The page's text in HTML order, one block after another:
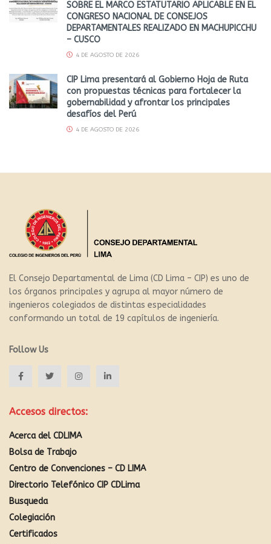
SOBRE EL MARCO ESTATUTARIO APLICABLE EN EL
CONGRESO NACIONAL DE CONSEJOS
DEPARTAMENTALES REALIZADO EN MACHUPICCHU
– CUSCO
4 DE AGOSTO DE 2026
CIP Lima presentará al Gobierno Hoja de Ruta
con propuestas técnicas para fortalecer la
gobernabilidad y afrontar los principales
desafíos del Perú
4 DE AGOSTO DE 2026
El Consejo Departamental de Lima (CD Lima – CIP) es uno de
los órganos principales y agrupa al mayor número de
ingenieros colegiados de distintas especialidades
conformando un total de 19 capítulos de ingeniería.
Follow Us
Accesos directos:
Acerca del CDLIMA
Bolsa de Trabajo
Centro de Convenciones – CD LIMA
Directorio Telefónico CIP CDLima
Busqueda
Colegiación
Certificados